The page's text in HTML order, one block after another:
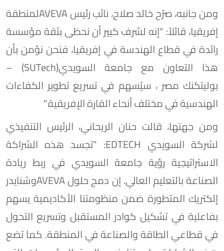
ومن جانبه، صرّح خالد صلاح، نائب رئيس AVEVAلمنطقة
إفريقيا، قائلاً: "إنه لشرف كبير أن نحظى بثقة مؤسسة
رائدة في قطاع الهندسة في إفريقيا، فنحن نؤمن بأن
هذا التعاون مع جامعة السويدي(SUTech) –
بوليتكنك مصر ، سيُسهم في تسريع تطوير الكفاءات
الهندسية في مختلف أنحاء القارة الإفريقية."
ومن جهتها، قالت حنان الريحاني، الرئيس التنفيذي
لشركة السويدي EDTECH: "تجسد هذه الشراكة
الاستراتيجية رؤية جامعة السويدي في ربط ريادة
الصناعة بالتعليم العالي. إن دمج حلول AVEVAوشنايدر
إلكتريك المتطورة ضمن منظومتنا الأكاديمية يسهم
بفاعلية في تشكيل كوادر المستقبل وتسريع التحول
في قطاعي الطاقة والصناعة في المنطقة. كما تضع